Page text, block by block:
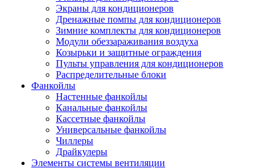
Экраны для кондиционеров
Дренажные помпы для кондиционеров
Зимние комплекты для кондиционеров
Модули обеззараживания воздуха
Козырьки и защитные ограждения
Пульты управления для кондиционеров
Распределительные блоки
Фанкойлы
Настенные фанкойлы
Канальные фанкойлы
Кассетные фанкойлы
Универсальные фанкойлы
Чиллеры
Драйкулеры
Элементы системы вентиляции